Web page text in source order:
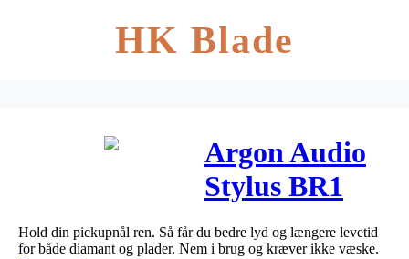
HK Blade
Argon Audio
Stylus BR1
Hold din pickupnål ren. Så får du bedre lyd og længere levetid
for både diamant og plader. Nem i brug og kræver ikke væske.